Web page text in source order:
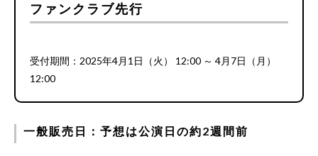
ファンクラブ先行
受付期間：2025年4月1日（火） 12:00 ～ 4月7日（月）
12:00
一般販売日：予想は公演日の約2週間前